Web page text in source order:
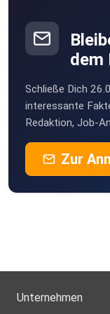
https://
dem
Schließe Dich
interessante
Redaktion, Job-
Zur
Unternehmen